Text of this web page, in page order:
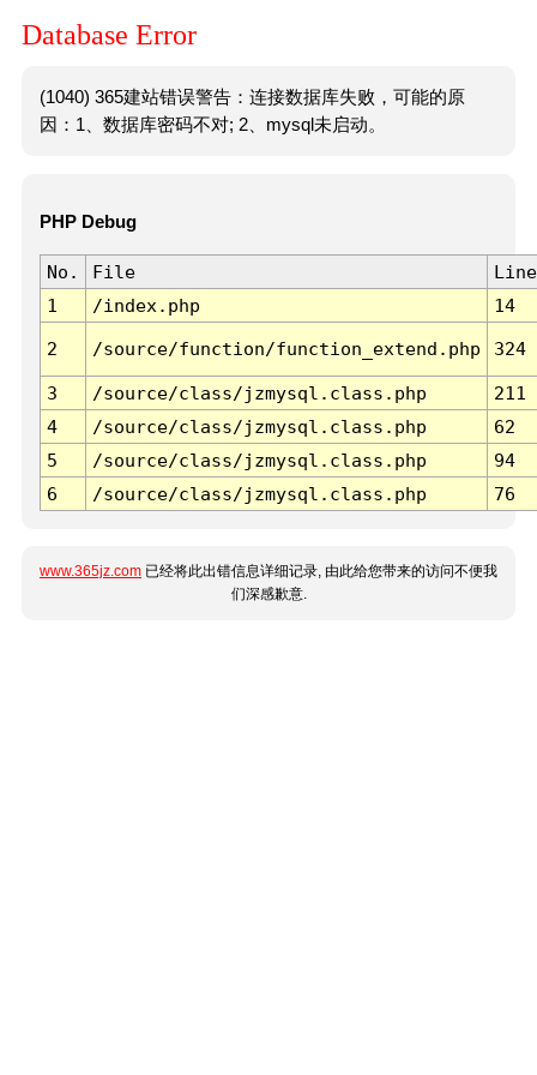
Database Error
(1040) 365建站错误警告：连接数据库失败，可能的原
因：1、数据库密码不对; 2、mysql未启动。
PHP Debug
No. File
Line
1
/index.php 14
2 /source/function/function_extend.php 324
3 /source/class/jzmysql.class.php
211
4
/source/class/jzmysql.class.php
62
5
/source/class/jzmysql.class.php
94
6
/source/class/jzmysql.class.php 76
www.365jz.com 已经将此出错信息详细记录, 由此给您带来的访问不便我
们深感歉意.